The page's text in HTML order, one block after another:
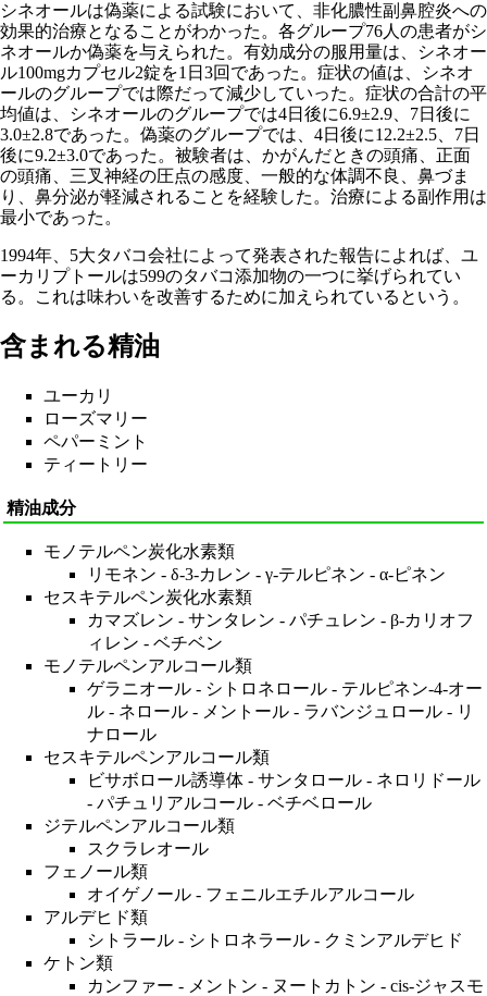
シネオールは偽薬による試験において、非化膿性副鼻腔炎への
効果的治療となることがわかった。各グループ76人の患者がシ
ネオールか偽薬を与えられた。有効成分の服用量は、シネオー
ル100mgカプセル2錠を1日3回であった。症状の値は、シネオ
ールのグループでは際だって減少していった。症状の合計の平
均値は、シネオールのグループでは4日後に6.9±2.9、7日後に
3.0±2.8であった。偽薬のグループでは、4日後に12.2±2.5、7日
後に9.2±3.0であった。被験者は、かがんだときの頭痛、正面
の頭痛、三叉神経の圧点の感度、一般的な体調不良、鼻づま
り、鼻分泌が軽減されることを経験した。治療による副作用は
最小であった。
1994年、5大タバコ会社によって発表された報告によれば、ユ
ーカリプトールは599のタバコ添加物の一つに挙げられてい
る。これは味わいを改善するために加えられているという。
含まれる精油
ユーカリ
ローズマリー
ペパーミント
ティートリー
精油成分
モノテルペン炭化水素類
リモネン - δ-3-カレン - γ-テルピネン - α-ピネン
セスキテルペン炭化水素類
カマズレン - サンタレン - パチュレン - β-カリオフ
ィレン - ベチベン
モノテルペンアルコール類
ゲラニオール - シトロネロール - テルピネン-4-オー
ル - ネロール - メントール - ラバンジュロール - リ
ナロール
セスキテルペンアルコール類
ビサボロール誘導体 - サンタロール - ネロリドール
- パチュリアルコール - ベチベロール
ジテルペンアルコール類
スクラレオール
フェノール類
オイゲノール - フェニルエチルアルコール
アルデヒド類
シトラール - シトロネラール - クミンアルデヒド
ケトン類
カンファー - メントン - ヌートカトン - cis-ジャスモ